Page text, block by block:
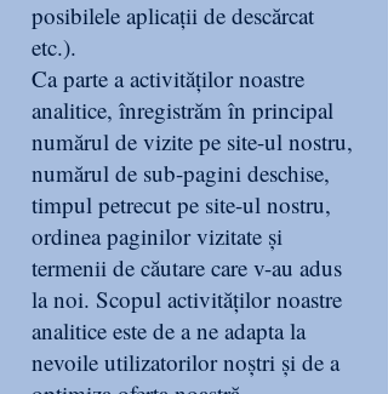
posibilele aplicații de descărcat
etc.).
Ca parte a activităților noastre
analitice, înregistrăm în principal
numărul de vizite pe site-ul nostru,
numărul de sub-pagini deschise,
timpul petrecut pe site-ul nostru,
ordinea paginilor vizitate și
termenii de căutare care v-au adus
la noi. Scopul activităților noastre
analitice este de a ne adapta la
nevoile utilizatorilor noștri și de a